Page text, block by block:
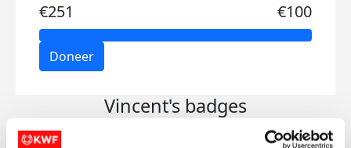
€251 €100
Doneer
Vincent's badges